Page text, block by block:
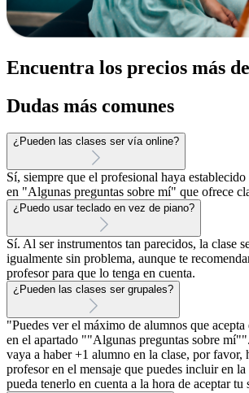
Encuentra los precios más
Dudas más comunes
¿Pueden las clases ser vía online?
Sí, siempre que el profesional haya
en "Algunas preguntas sobre mí" que ofrece
¿Puedo usar teclado en vez de piano?
Sí. Al ser instrumentos tan parecidos, la clase
igualmente sin problema, aunque te
profesor para que lo tenga en cuenta.
¿Pueden las clases ser grupales?
"Puedes ver el máximo de alumnos que
en el apartado ""Algunas preguntas sobre
vaya a haber +1 alumno en la clase, por favor,
profesor en el mensaje que puedes incluir en la
pueda tenerlo en cuenta a la hora de aceptar